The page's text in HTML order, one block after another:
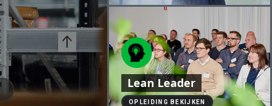
Lean Leader
OPLEIDING BEKIJKEN